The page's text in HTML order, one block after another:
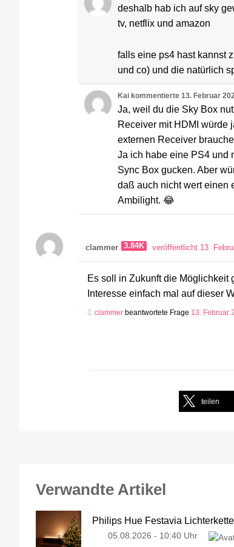
deshalb hab ich auf sky
tv, netflix und amazon
falls eine ps4 hast kannst
und co) und die natürlich
Kai kommentierte 13. Februar
Ja, weil du die Sky Box
Receiver mit HDMI würde
externen Receiver
Ja ich habe eine PS4 und
Sync Box gucken. Aber
daß auch nicht wert einen
Ambilight. 😂
clammer 3.84K veröffentlicht 13.
Es soll in Zukunft die Möglichkeit
Interesse einfach mal auf dieser
clammer beantwortete Frage 13. Februar
teilen
Verwandte Artikel
Philips Hue Festavia
05.08.2026 - 10:40 Uhr